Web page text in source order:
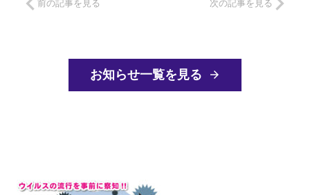
前の記事を見る 次の記事を見る
お知らせ一覧を見る arrow_forward